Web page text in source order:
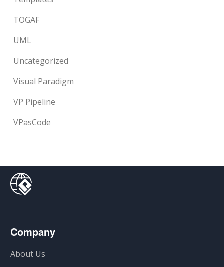
TOGAF
UML
Uncategorized
Visual Paradigm
VP Pipeline
VPasCode
Company
About Us